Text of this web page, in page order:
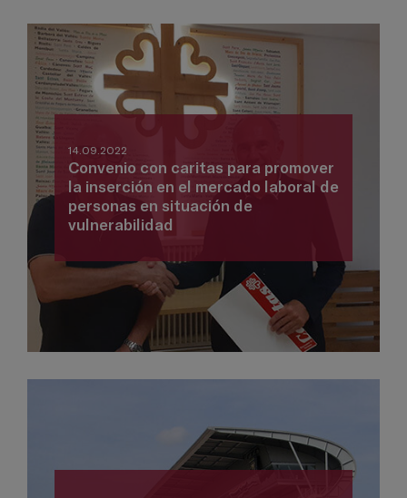
14.09.2022
Convenio con caritas para promover
la inserción en el mercado laboral de
personas en situación de
vulnerabilidad